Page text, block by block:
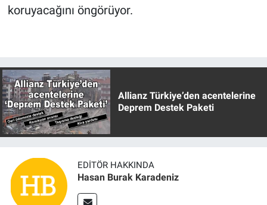
koruyacağını öngörüyor.
Allianz Türkiye’den acentelerine
Deprem Destek Paketi
EDITÖR HAKKINDA
Hasan Burak Karadeniz